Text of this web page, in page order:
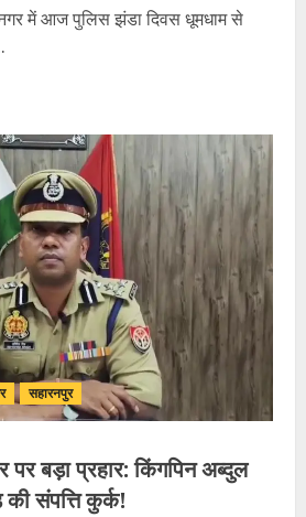
में आज पुलिस झंडा दिवस धूमधाम से
सहारनपुर
बड़ा प्रहार: किंगपिन अब्दुल
संपत्ति कुर्क!